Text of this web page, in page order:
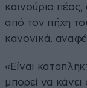
καινούριο
από τον πήχη
κανονικά,
«Είναι
μπορεί να